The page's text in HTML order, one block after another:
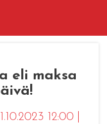
eli maksa
12:00